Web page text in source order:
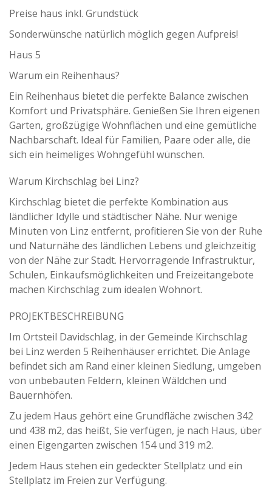
Preise haus inkl. Grundstück
Sonderwünsche natürlich möglich gegen Aufpreis!
Haus 5
Warum ein Reihenhaus?
Ein Reihenhaus bietet die perfekte Balance zwischen
Komfort und Privatsphäre. Genießen Sie Ihren eigenen
Garten, großzügige Wohnflächen und eine gemütliche
Nachbarschaft. Ideal für Familien, Paare oder alle, die
sich ein heimeliges Wohngefühl wünschen.
Warum Kirchschlag bei Linz?
Kirchschlag bietet die perfekte Kombination aus
ländlicher Idylle und städtischer Nähe. Nur wenige
Minuten von Linz entfernt, profitieren Sie von der Ruhe
und Naturnähe des ländlichen Lebens und gleichzeitig
von der Nähe zur Stadt. Hervorragende Infrastruktur,
Schulen, Einkaufsmöglichkeiten und Freizeitangebote
machen Kirchschlag zum idealen Wohnort.
PROJEKTBESCHREIBUNG
Im Ortsteil Davidschlag, in der Gemeinde Kirchschlag
bei Linz werden 5 Reihenhäuser errichtet. Die Anlage
befindet sich am Rand einer kleinen Siedlung, umgeben
von unbebauten Feldern, kleinen Wäldchen und
Bauernhöfen.
Zu jedem Haus gehört eine Grundfläche zwischen 342
und 438 m2, das heißt, Sie verfügen, je nach Haus, über
einen Eigengarten zwischen 154 und 319 m2.
Jedem Haus stehen ein gedeckter Stellplatz und ein
Stellplatz im Freien zur Verfügung.